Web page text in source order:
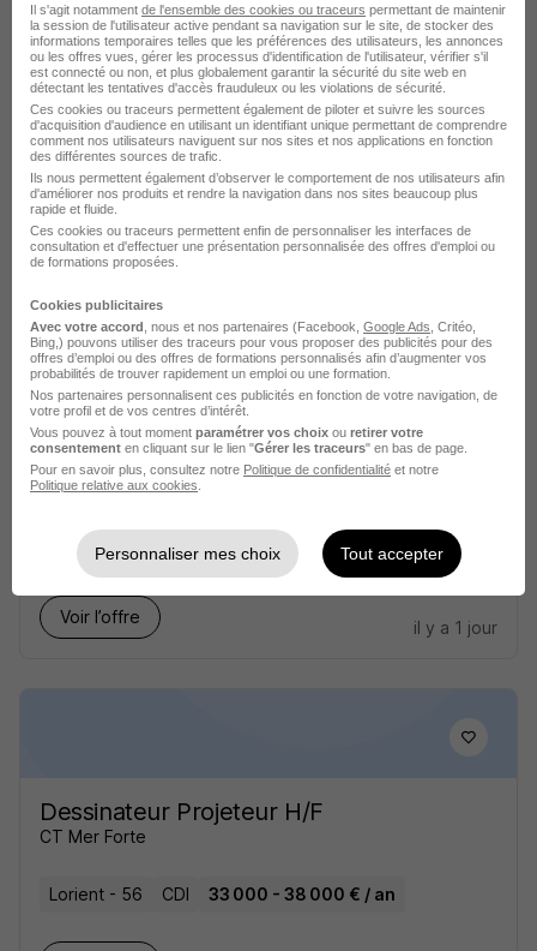
Projeteur Programme Signalisation
H/F
SYSTRA
Paris 15e - 75 CDI
Voir l’offre
Interim - Technicien Projeteur H/F
CEA
Monts - 37 CDD
Voir l’offre
il y a 1 jour
Dessinateur Projeteur H/F
CT Mer Forte
Lorient - 56 CDI 33 000 - 38 000 € / an
Il s'agit notamment de l'ensemble des cookies ou traceurs permettant de maintenir
la session de l'utilisateur active pendant sa navigation sur le site, de stocker des
informations temporaires telles que les préférences des utilisateurs, les annonces
ou les offres vues, gérer les processus d'identification de l'utilisateur, vérifier s'il
est connecté ou non, et plus globalement garantir la sécurité du site web en
détectant les tentatives d'accès frauduleux ou les violations de sécurité.
Ces cookies ou traceurs permettent également de piloter et suivre les sources
d'acquisition d'audience en utilisant un identifiant unique permettant de comprendre
comment nos utilisateurs naviguent sur nos sites et nos applications en fonction
des différentes sources de trafic.
Ils nous permettent également d’observer le comportement de nos utilisateurs afin
d'améliorer nos produits et rendre la navigation dans nos sites beaucoup plus
rapide et fluide.
Ces cookies ou traceurs permettent enfin de personnaliser les interfaces de
consultation et d'effectuer une présentation personnalisée des offres d'emploi ou
de formations proposées.
Cookies publicitaires
Avec votre accord , nous et nos partenaires (Facebook, Google Ads , Critéo,
Bing,) pouvons utiliser des traceurs pour vous proposer des publicités pour des
offres d’emploi ou des offres de formations personnalisés afin d’augmenter vos
probabilités de trouver rapidement un emploi ou une formation.
Nos partenaires personnalisent ces publicités en fonction de votre navigation, de
votre profil et de vos centres d’intérêt.
Vous pouvez à tout moment paramétrer vos choix ou retirer votre
consentement en cliquant sur le lien "Gérer les traceurs" en bas de page.
Pour en savoir plus, consultez notre Politique de confidentialité et notre
Politique relative aux cookies
Personnaliser mes choix Tout accepter